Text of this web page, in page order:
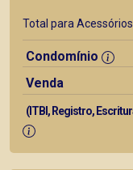
Total para Acessórios
Condomínio
Venda
(ITBI, Registro,